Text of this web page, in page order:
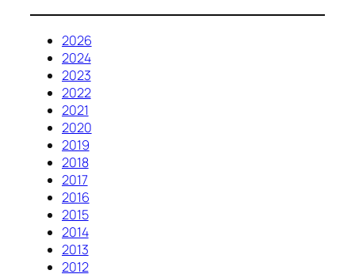
2026
2024
2023
2022
2021
2020
2019
2018
2017
2016
2015
2014
2013
2012